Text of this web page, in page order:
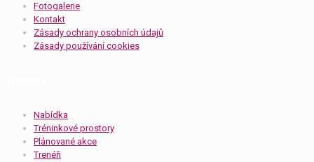
Fotogalerie
Kontakt
Zásady ochrany osobních údajů
Zásady používání cookies
Nabídka
Tréninkové prostory
Plánované akce
Trenéři